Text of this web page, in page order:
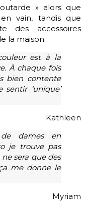
» alors que
en vain, tandis que
des accessoires
la maison…
est à la
À chaque fois
bien contente
‘unique’
Kathleen
dames en
je trouve pas
sera que des
me donne le
Myriam